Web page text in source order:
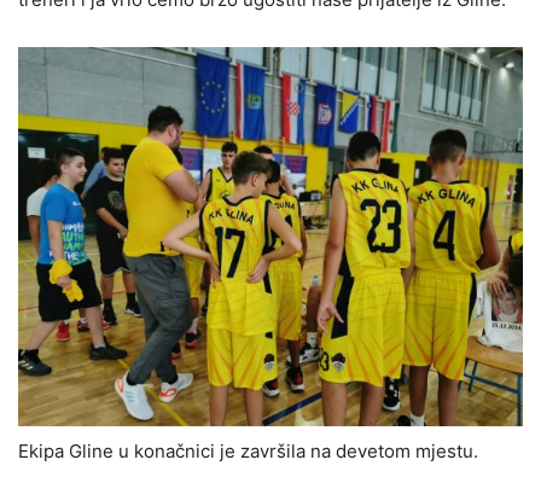
Ekipa Gline u konačnici je završila na devetom mjestu.